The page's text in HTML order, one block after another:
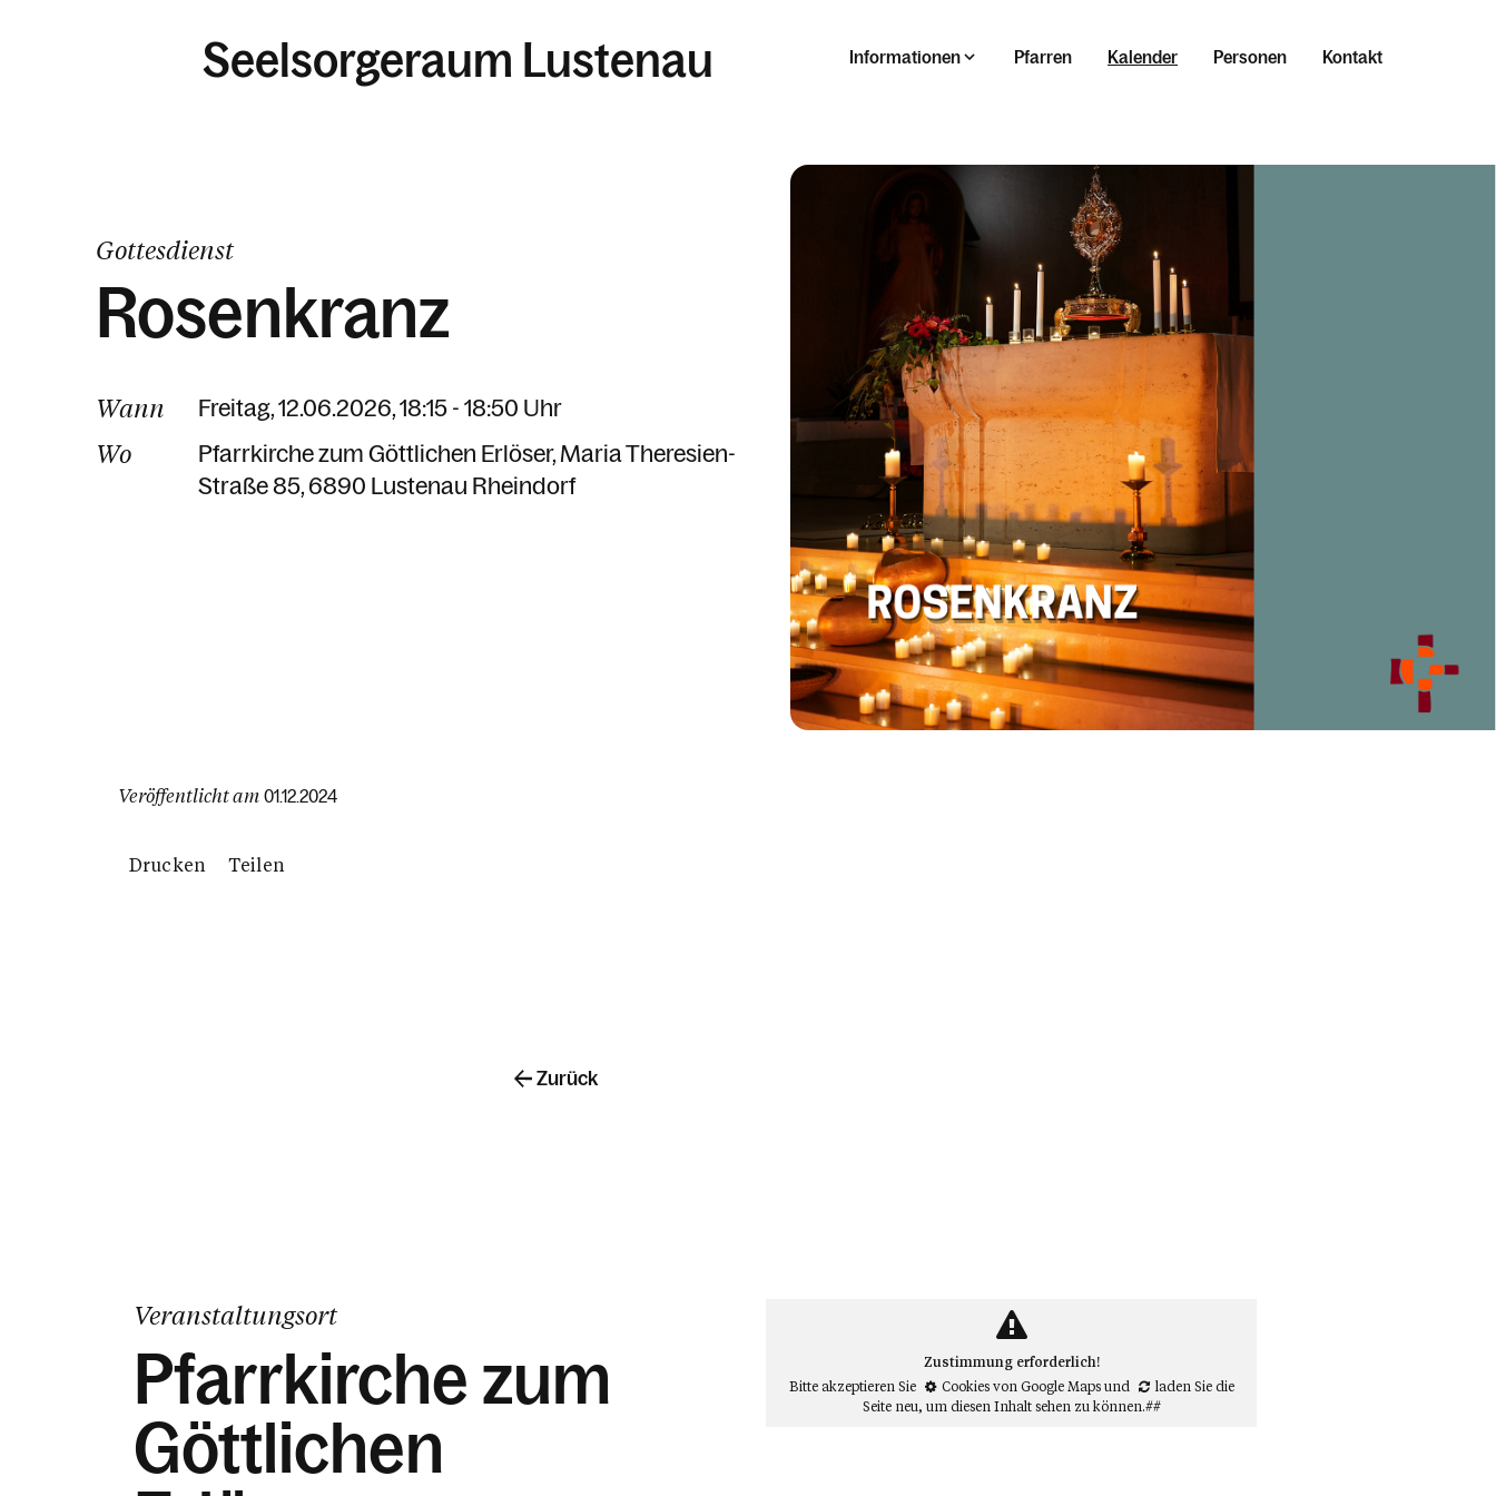
Seelsorgeraum Lustenau Informationen Pfarren Kalender Personen Kontakt
Gottesdienst
Rosenkranz
Wann Freitag, 12.06.2026, 18:15 - 18:50 Uhr
Wo Pfarrkirche zum Göttlichen Erlöser Maria Theresien-
Straße 85 6890 Lustenau Rheindorf
Veröffentlicht am 01.12.2024
Drucken Teilen
Zurück
Veranstaltungsort
Pfarrkirche zum
Göttlichen
Zustimmung erforderlich!
Bitte akzeptieren Sie
Cookies von Google Mapsund
laden Sie die
Seite neu, um diesen Inhalt sehen zu können.##